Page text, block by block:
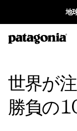
地
世界が
勝負の